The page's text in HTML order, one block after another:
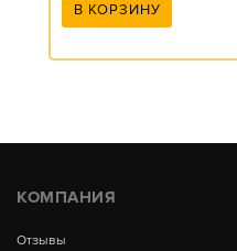
В КОРЗИНУ
КОМПАНИЯ
Отзывы